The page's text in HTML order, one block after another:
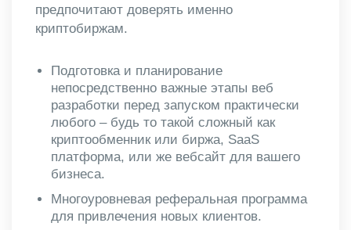
предпочитают доверять именно
криптобиржам.
Подготовка и планирование
непосредственно важные этапы веб
разработки перед запуском практически
любого – будь то такой сложный как
криптообменник или биржа, SaaS
платформа, или же вебсайт для вашего
бизнеса.
Многоуровневая реферальная программа
для привлечения новых клиентов.